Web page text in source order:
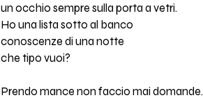
un occhio sempre sulla porta a vetri.
Ho una lista sotto al banco
conoscenze di una notte
che tipo vuoi?
Prendo mance non faccio mai domande.